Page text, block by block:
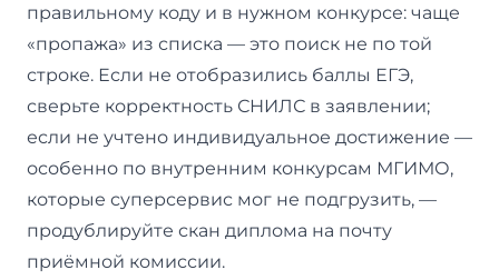
правильному коду и в нужном конкурсе: чаще
«пропажа» из списка — это поиск не по той
строке. Если не отобразились баллы ЕГЭ,
сверьте корректность СНИЛС в заявлении;
если не учтено индивидуальное достижение —
особенно по внутренним конкурсам МГИМО,
которые суперсервис мог не подгрузить, —
продублируйте скан диплома на почту
приёмной комиссии.